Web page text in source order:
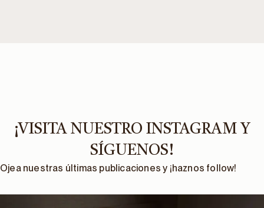
¡VISITA NUESTRO INSTAGRAM Y
SÍGUENOS!
Ojea nuestras últimas publicaciones y ¡haznos follow!